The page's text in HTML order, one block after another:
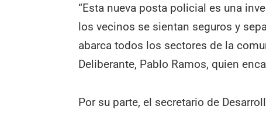
“Esta nueva posta policial es una
los vecinos se sientan seguros y
abarca todos los sectores de la
Deliberante, Pablo Ramos, quien
Por su parte, el secretario de